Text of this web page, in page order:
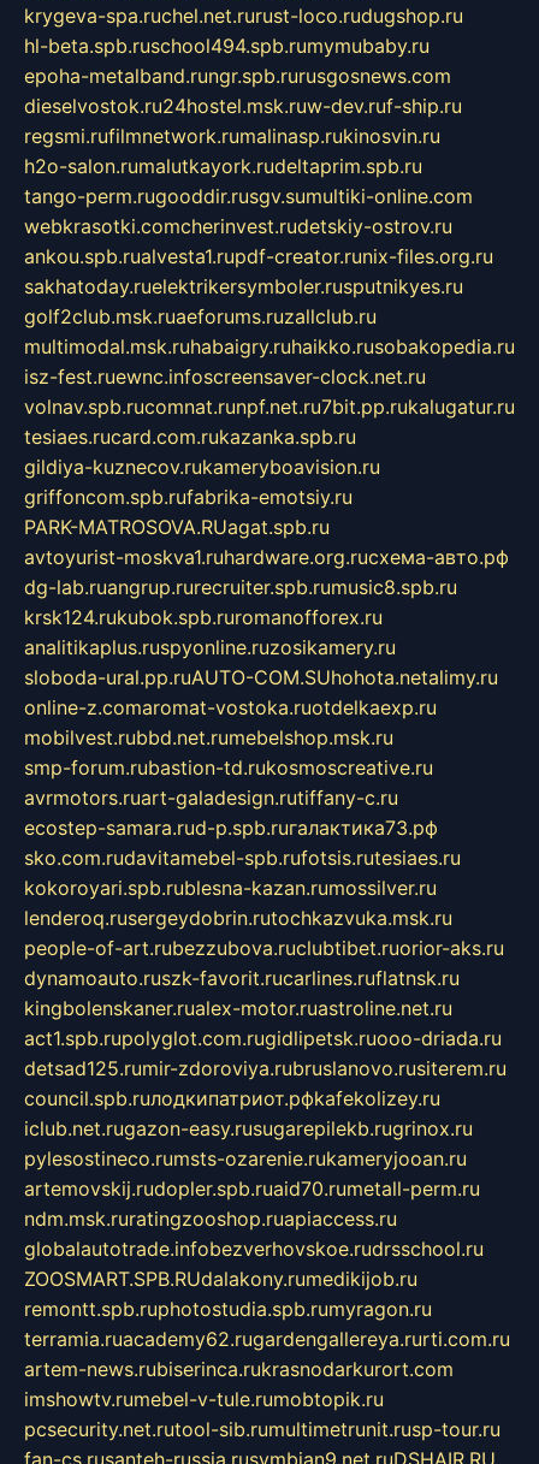
krygeva-spa.ruchel.net.rurust-loco.rudugshop.ru
hl-beta.spb.ruschool494.spb.rumymubaby.ru
epoha-metalband.rungr.spb.rurusgosnews.com
dieselvostok.ru24hostel.msk.ruw-dev.ruf-ship.ru
regsmi.rufilmnetwork.rumalinasp.rukinosvin.ru
h2o-salon.rumalutkayork.rudeltaprim.spb.ru
tango-perm.rugooddir.rusgv.sumultiki-online.com
webkrasotki.comcherinvest.rudetskiy-ostrov.ru
ankou.spb.rualvesta1.rupdf-creator.runix-files.org.ru
sakhatoday.ruelektrikersymboler.rusputnikyes.ru
golf2club.msk.ruaeforums.ruzallclub.ru
multimodal.msk.ruhabaigry.ruhaikko.rusobakopedia.ru
isz-fest.ruewnc.infoscreensaver-clock.net.ru
volnav.spb.rucomnat.runpf.net.ru7bit.pp.rukalugatur.ru
tesiaes.rucard.com.rukazanka.spb.ru
gildiya-kuznecov.rukameryboavision.ru
griffoncom.spb.rufabrika-emotsiy.ru
PARK-MATROSOVA.RUagat.spb.ru
avtoyurist-moskva1.ruhardware.org.ruсхема-авто.рф
dg-lab.ruangrup.rurecruiter.spb.rumusic8.spb.ru
krsk124.rukubok.spb.ruromanofforex.ru
analitikaplus.ruspyonline.ruzosikamery.ru
sloboda-ural.pp.ruAUTO-COM.SUhohota.netalimy.ru
online-z.comaromat-vostoka.ruotdelkaexp.ru
mobilvest.rubbd.net.rumebelshop.msk.ru
smp-forum.rubastion-td.rukosmoscreative.ru
avrmotors.ruart-galadesign.rutiffany-c.ru
ecostep-samara.rud-p.spb.ruгалактика73.рф
sko.com.rudavitamebel-spb.rufotsis.rutesiaes.ru
kokoroyari.spb.rublesna-kazan.rumossilver.ru
lenderoq.rusergeydobrin.rutochkazvuka.msk.ru
people-of-art.rubezzubova.ruclubtibet.ruorior-aks.ru
dynamoauto.ruszk-favorit.rucarlines.ruflatnsk.ru
kingbolenskaner.rualex-motor.ruastroline.net.ru
act1.spb.rupolyglot.com.rugidlipetsk.ruooo-driada.ru
detsad125.rumir-zdoroviya.rubruslanovo.rusiterem.ru
council.spb.ruлодкипатриот.рфkafekolizey.ru
iclub.net.rugazon-easy.rusugarepilekb.rugrinox.ru
pylesostineco.rumsts-ozarenie.rukameryjooan.ru
artemovskij.rudopler.spb.ruaid70.rumetall-perm.ru
ndm.msk.ruratingzooshop.ruapiaccess.ru
globalautotrade.infobezverhovskoe.rudrsschool.ru
ZOOSMART.SPB.RUdalakony.rumedikijob.ru
remontt.spb.ruphotostudia.spb.rumyragon.ru
terramia.ruacademy62.rugardengallereya.rurti.com.ru
artem-news.rubiserinca.rukrasnodarkurort.com
imshowtv.rumebel-v-tule.rumobtopik.ru
pcsecurity.net.rutool-sib.rumultimetrunit.rusp-tour.ru
fan-cs.rusanteh-russia.rusymbian9.net.ruDSHAIR.RU